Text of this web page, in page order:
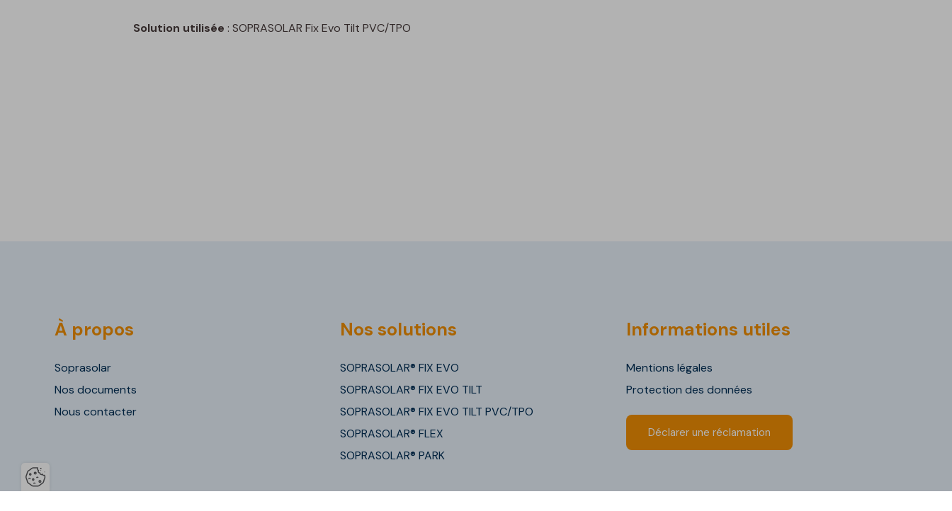
Solution utilisée : SOPRASOLAR Fix Evo Tilt PVC/TPO
À propos
Soprasolar
Nos documents
Nous contacter
Nos solutions
SOPRASOLAR® FIX EVO
SOPRASOLAR® FIX EVO TILT
SOPRASOLAR® FIX EVO TILT PVC/TPO
SOPRASOLAR® FLEX
SOPRASOLAR® PARK
Informations utiles
Mentions légales
Protection des données
Déclarer une réclamation
Ouvrir la barre de gestion des cookies